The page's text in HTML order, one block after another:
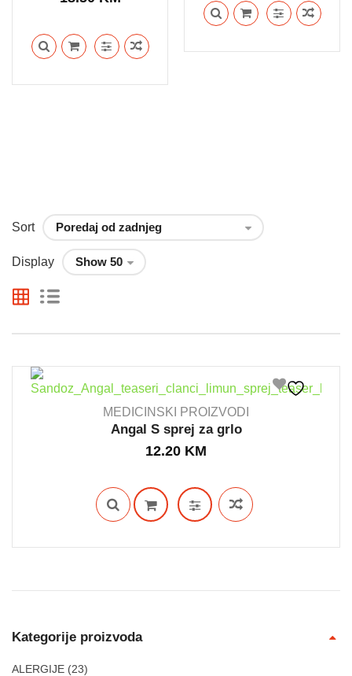
Sort
Display
OUT STOCK
MEDICINSKI PROIZVODI
Angal S sprej za grlo
12.20 KM
Kategorije proizvoda
ALERGIJE (23)